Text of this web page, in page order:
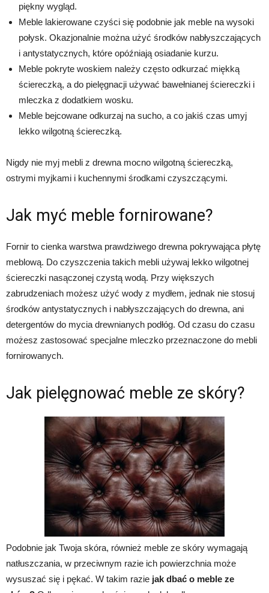
piękny wygląd.
Meble lakierowane czyści się podobnie jak meble na wysoki
połysk. Okazjonalnie można użyć środków nabłyszczających
i antystatycznych, które opóźniają osiadanie kurzu.
Meble pokryte woskiem należy często odkurzać miękką
ściereczką, a do pielęgnacji używać bawełnianej ściereczki i
mleczka z dodatkiem wosku.
Meble bejcowane odkurzaj na sucho, a co jakiś czas umyj
lekko wilgotną ściereczką.
Nigdy nie myj mebli z drewna mocno wilgotną ściereczką,
ostrymi myjkami i kuchennymi środkami czyszczącymi.
Jak myć meble fornirowane?
Fornir to cienka warstwa prawdziwego drewna pokrywająca płytę
meblową. Do czyszczenia takich mebli używaj lekko wilgotnej
ściereczki nasączonej czystą wodą. Przy większych
zabrudzeniach możesz użyć wody z mydłem, jednak nie stosuj
środków antystatycznych i nabłyszczających do drewna, ani
detergentów do mycia drewnianych podłóg. Od czasu do czasu
możesz zastosować specjalne mleczko przeznaczone do mebli
fornirowanych.
Jak pielęgnować meble ze skóry?
Podobnie jak Twoja skóra, również meble ze skóry wymagają
natłuszczania, w przeciwnym razie ich powierzchnia może
wysuszać się i pękać. W takim razie jak dbać o meble ze